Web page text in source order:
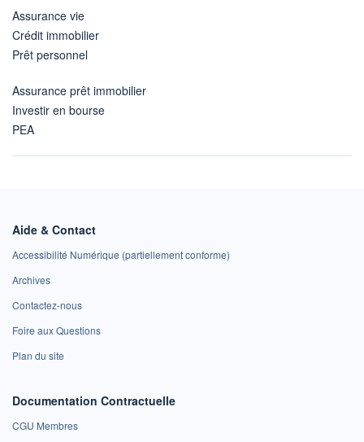
Assurance vie
Crédit immobilier
Prêt personnel
Assurance prêt immobilier
Investir en bourse
PEA
Aide & Contact
Accessibilité Numérique (partiellement conforme)
Archives
Contactez-nous
Foire aux Questions
Plan du site
Documentation Contractuelle
CGU Membres